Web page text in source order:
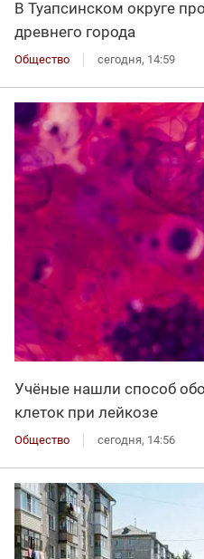
В Туапсинском округе
древнего города
Общество сегодня, 14:59
Учёные нашли способ
клеток при лейкозе
Общество сегодня, 14:56